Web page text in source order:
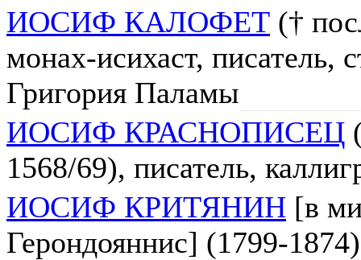
ИОСИФ КАЛОФЕТ (†
монах-исихаст, писатель,
Григория Паламы
ИОСИФ КРАСНОПИСЕЦ
1568/69), писатель,
ИОСИФ КРИТЯНИН [в
Герондояннис] (1799-